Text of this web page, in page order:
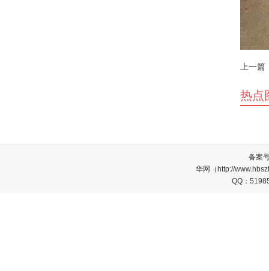
上一篇
热点
备案
华网（http://
QQ：